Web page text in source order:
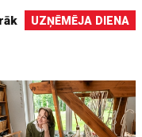
UZŅĒMĒJA DIENA